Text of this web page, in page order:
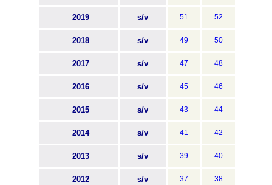
2019 s/v 51 52
2018 s/v 49 50
2017 s/v 47 48
2016 s/v 45 46
2015 s/v 43 44
2014 s/v 41 42
2013 s/v 39 40
2012 s/v 37 38